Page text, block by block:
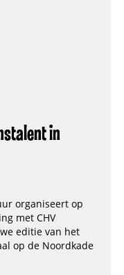
in
organiseert op
met CHV
editie van het
op de Noordkade